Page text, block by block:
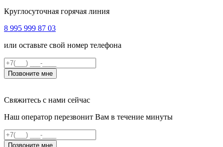
Круглосуточная горячая линия
8 995 999 87 03
или оставьте свой номер телефона
Позвоните мне
Свяжитесь с нами сейчас
Наш оператор перезвонит Вам в течение минуты
Позвоните мне